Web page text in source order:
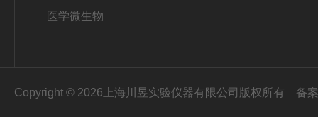
医学微生物
Copyright © 2026上海川昱实验仪器有限公司版权所有 备